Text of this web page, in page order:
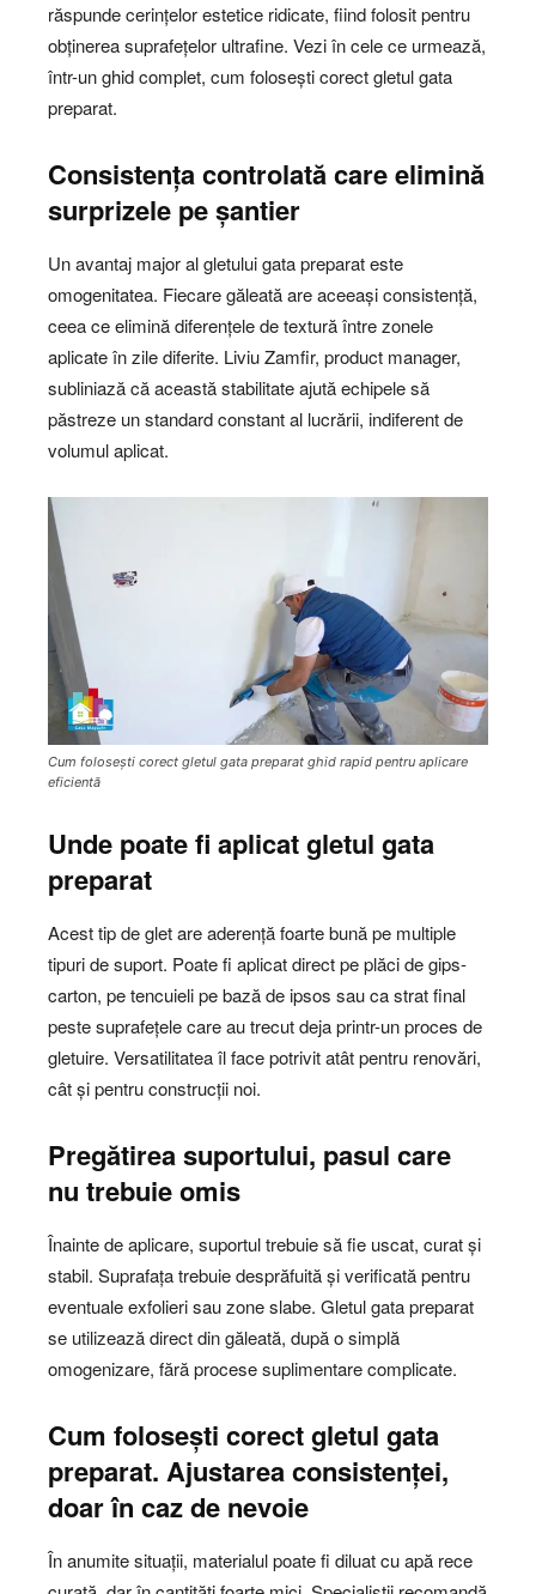
răspunde cerințelor estetice ridicate, fiind folosit pentru
obținerea suprafețelor ultrafine. Vezi în cele ce urmează,
într-un ghid complet, cum folosești corect gletul gata
preparat.
Consistența controlată care elimină
surprizele pe șantier
Un avantaj major al gletului gata preparat este
omogenitatea. Fiecare găleată are aceeași consistență,
ceea ce elimină diferențele de textură între zonele
aplicate în zile diferite. Liviu Zamfir, product manager,
subliniază că această stabilitate ajută echipele să
păstreze un standard constant al lucrării, indiferent de
volumul aplicat.
Cum folosești corect gletul gata preparat ghid rapid pentru aplicare
eficientă
Unde poate fi aplicat gletul gata
preparat
Acest tip de glet are aderență foarte bună pe multiple
tipuri de suport. Poate fi aplicat direct pe plăci de gips-
carton, pe tencuieli pe bază de ipsos sau ca strat final
peste suprafețele care au trecut deja printr-un proces de
gletuire. Versatilitatea îl face potrivit atât pentru renovări,
cât și pentru construcții noi.
Pregătirea suportului, pasul care
nu trebuie omis
Înainte de aplicare, suportul trebuie să fie uscat, curat și
stabil. Suprafața trebuie desprăfuită și verificată pentru
eventuale exfolieri sau zone slabe. Gletul gata preparat
se utilizează direct din găleată, după o simplă
omogenizare, fără procese suplimentare complicate.
Cum folosești corect gletul gata
preparat. Ajustarea consistenței,
doar în caz de nevoie
În anumite situații, materialul poate fi diluat cu apă rece